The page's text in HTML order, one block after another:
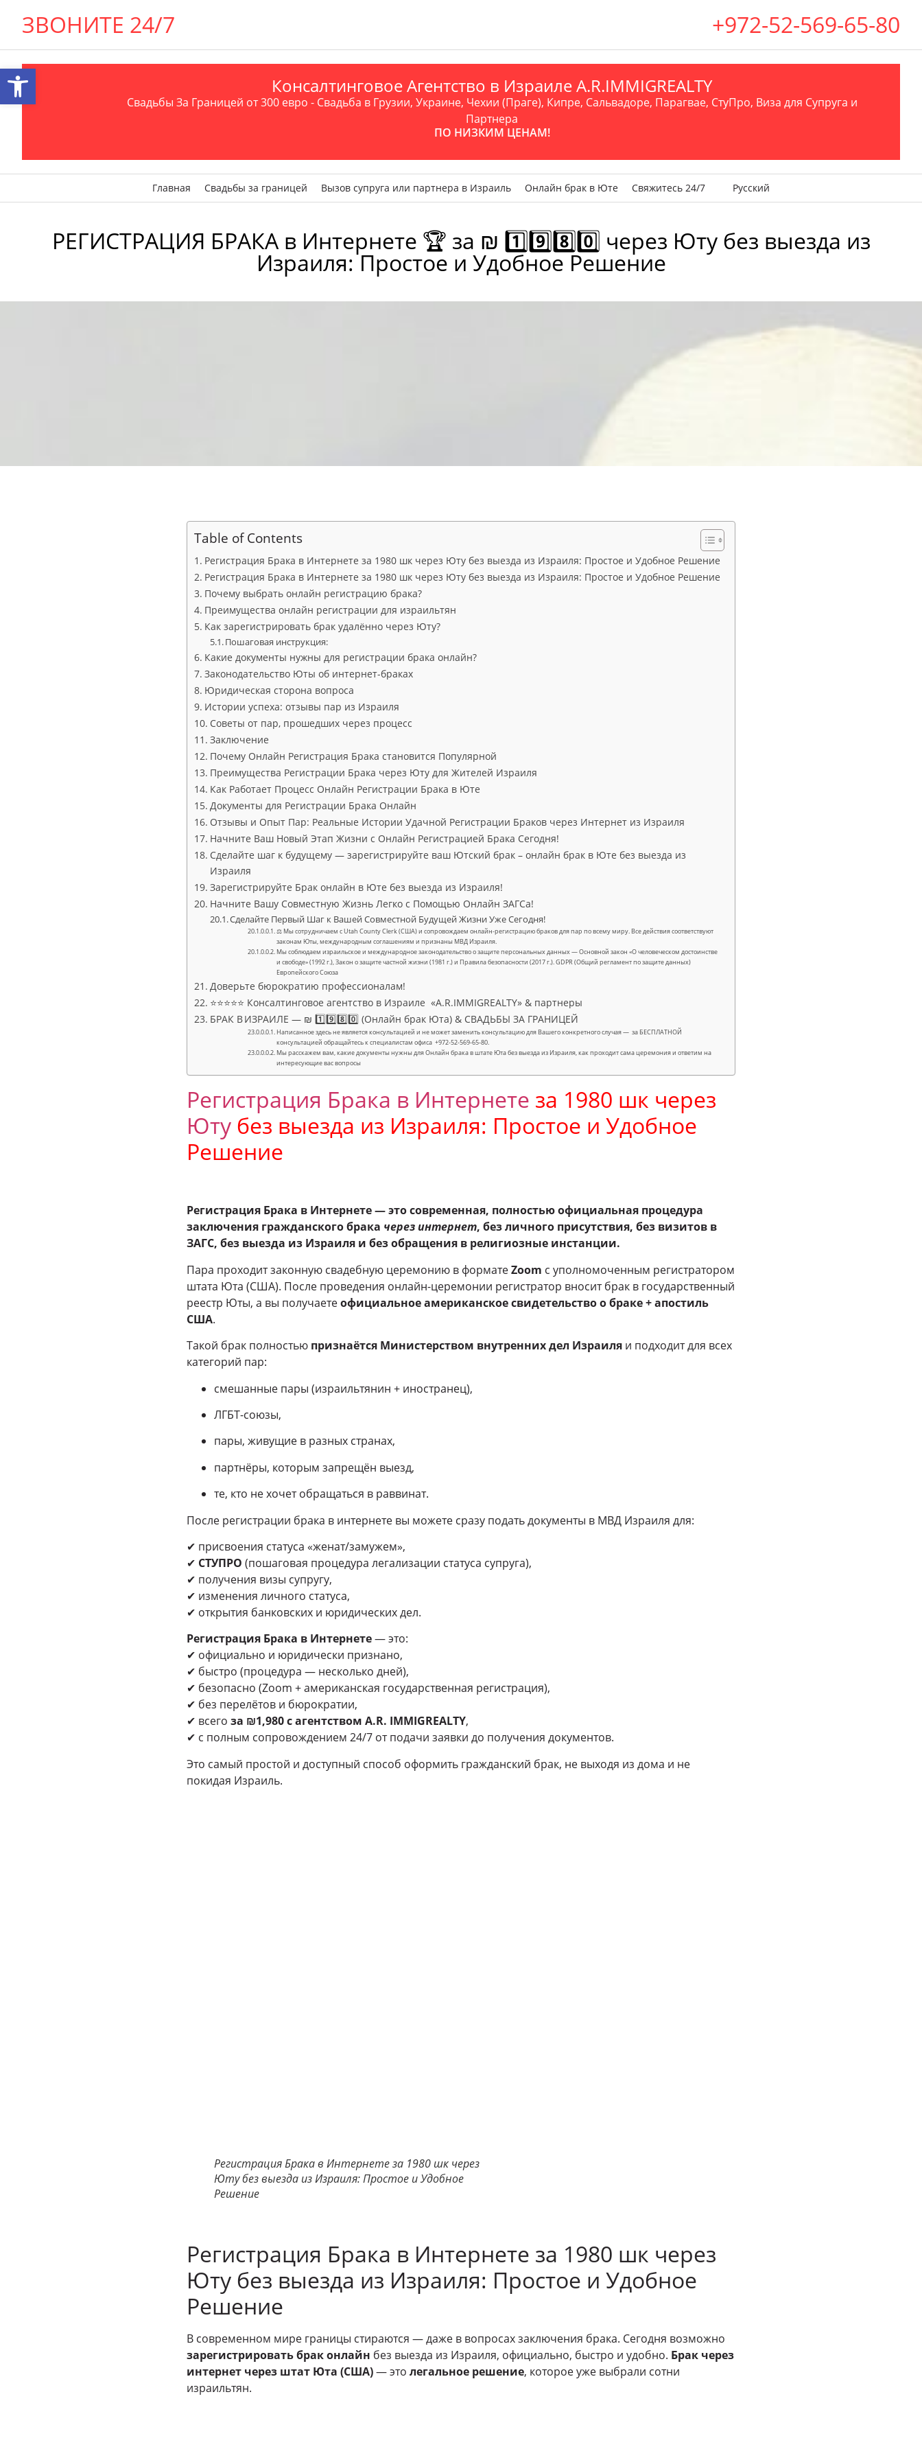
ЗВОНИТЕ 24/7 +972-52-569-65-80
Консалтинговое Агентство в Израиле A.R.IMMIGREALTY
Свадьбы За Границей от 300 евро - Свадьба в Грузии, Украине, Чехии (Праге), Кипре, Сальвадоре, Парагвае, СтуПро, Виза для Супруга и
Партнера
ПО НИЗКИМ ЦЕНАМ!
Главная Свадьбы за границей Вызов супруга или партнера в Израиль Онлайн брак в Юте Свяжитесь 24/7 Русский
РЕГИСТРАЦИЯ БРАКА в Интернете 🏆 за ₪ 1️⃣9️⃣8️⃣0️⃣ через Юту без выезда из
Израиля: Простое и Удобное Решение
Table of Contents
Регистрация Брака в Интернете за 1980 шк через Юту без выезда из Израиля: Простое и Удобное Решение
Регистрация Брака в Интернете за 1980 шк через Юту без выезда из Израиля: Простое и Удобное Решение
Почему выбрать онлайн регистрацию брака?
Преимущества онлайн регистрации для израильтян
Как зарегистрировать брак удалённо через Юту?
Пошаговая инструкция:
Какие документы нужны для регистрации брака онлайн?
Законодательство Юты об интернет-браках
Юридическая сторона вопроса
Истории успеха: отзывы пар из Израиля
Советы от пар, прошедших через процесс
Заключение
Почему Онлайн Регистрация Брака становится Популярной
Преимущества Регистрации Брака через Юту для Жителей Израиля
Как Работает Процесс Онлайн Регистрации Брака в Юте
Документы для Регистрации Брака Онлайн
Отзывы и Опыт Пар: Реальные Истории Удачной Регистрации Браков через Интернет из Израиля
Начните Ваш Новый Этап Жизни с Онлайн Регистрацией Брака Сегодня!
Сделайте шаг к будущему — зарегистрируйте ваш Ютский брак – онлайн брак в Юте без выезда из
Израиля
Зарегистрируйте Брак онлайн в Юте без выезда из Израиля!
Начните Вашу Совместную Жизнь Легко с Помощью Онлайн ЗАГСа!
Сделайте Первый Шаг к Вашей Совместной Будущей Жизни Уже Сегодня!
⚖ Мы сотрудничаем с Utah County Clerk (США) и сопровождаем онлайн-регистрацию браков для пар по всему миру. Все действия соответствуют
законам Юты, международным соглашениям и признаны МВД Израиля.
Мы соблюдаем израильское и международное законодательство о защите персональных данных — Основной закон «О человеческом достоинстве
и свободе» (1992 г.), Закон о защите частной жизни (1981 г.) и Правила безопасности (2017 г.). GDPR (Общий регламент по защите данных)
Европейского Союза
Доверьте бюрократию профессионалам!
⭐⭐⭐⭐⭐ Консалтинговое агентство в Израиле «A.R.IMMIGREALTY» & партнеры
БРАК В ИЗРАИЛЕ — ₪ 1️⃣9️⃣8️⃣0️⃣ (Онлайн брак Юта) & СВАДЬБЫ ЗА ГРАНИЦЕЙ
Написанное здесь не является консультацией и не может заменить консультацию для Вашего конкретного случая — за БЕСПЛАТНОЙ
консультацией обращайтесь к специалистам офиса +972-52-569-65-80.
Мы расскажем вам, какие документы нужны для Онлайн брака в штате Юта без выезда из Израиля, как проходит сама церемония и ответим на
интересующие вас вопросы
Регистрация Брака в Интернете за 1980 шк через
Юту без выезда из Израиля: Простое и Удобное
Решение
Регистрация Брака в Интернете — это современная, полностью официальная процедура
заключения гражданского брака через интернет, без личного присутствия, без визитов в
ЗАГС, без выезда из Израиля и без обращения в религиозные инстанции.
Пара проходит законную свадебную церемонию в форматеZoom с уполномоченным регистратором
штата Юта (США). После проведения онлайн-церемонии регистратор вносит брак в государственный
реестр Юты, а вы получаетеофициальное американское свидетельство о браке + апостиль
США.
Такой брак полностью признаётся Министерством внутренних дел Израиля и подходит для всех
категорий пар:
смешанные пары (израильтянин + иностранец),
ЛГБТ-союзы,
пары, живущие в разных странах,
партнёры, которым запрещён выезд,
те, кто не хочет обращаться в раввинат.
После регистрации брака в интернете вы можете сразу подать документы в МВД Израиля для:
✔ присвоения статуса «женат/замужем»,
✔ СТУПРО (пошаговая процедура легализации статуса супруга),
✔ получения визы супругу,
✔ изменения личного статуса,
✔ открытия банковских и юридических дел.
Регистрация Брака в Интернете— это:
✔ официально и юридически признано,
✔ быстро (процедура — несколько дней),
✔ безопасно (Zoom + американская государственная регистрация),
✔ без перелётов и бюрократии,
✔ всего за ₪1,980 с агентством A.R. IMMIGREALTY,
✔ с полным сопровождением 24/7 от подачи заявки до получения документов.
Это самый простой и доступный способ оформить гражданский брак, не выходя из дома и не
покидая Израиль.
Регистрация Брака в Интернете за 1980 шк через
Юту без выезда из Израиля: Простое и Удобное
Решение
Регистрация Брака в Интернете за 1980 шк через
Юту без выезда из Израиля: Простое и Удобное
Решение
В современном мире границы стираются — даже в вопросах заключения брака. Сегодня возможно
зарегистрировать брак онлайн без выезда из Израиля, официально, быстро и удобно. Брак через
интернет через штат Юта (США)— это легальное решение, которое уже выбрали сотни
израильтян.
Открыть панель инструментов